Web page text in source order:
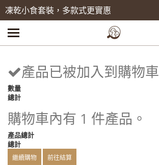
凍乾小食套裝，多款式更實惠
產品已被加入到購物車
數量
總計
購物車內有 1 件產品。
產品總計
總計
繼續購物 前往結算